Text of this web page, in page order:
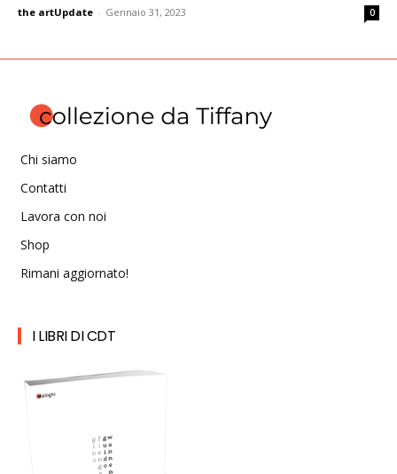
the artUpdate - Gennaio 31, 2023 0
Chi siamo
Contatti
Lavora con noi
Shop
Rimani aggiornato!
I LIBRI DI CDT